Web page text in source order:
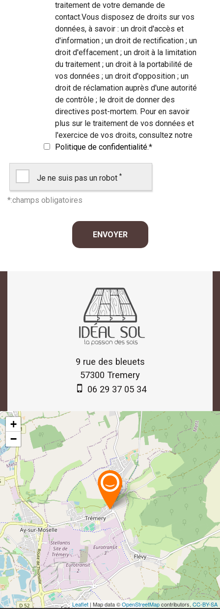
traitement de votre demande de
contact.Vous disposez de droits sur vos
données, à savoir : un droit d'accès et
d'information ; un droit de rectification ; un
droit d'effacement ; un droit à la limitation
du traitement ; un droit à la portabilité de
vos données ; un droit d'opposition ; un
droit de réclamation auprès d'une autorité
de contrôle ; le droit de donner des
directives post-mortem. Pour en savoir
plus sur le traitement de vos données et
l'exercice de vos droits, consultez notre
Politique de confidentialité.*
Je ne suis pas un robot *
9 rue des bleuets
57300 Tremery
06 29 37 05 34
+
−
Leaflet | Map data ©OpenStreetMapcontributors, CC-BY-SA